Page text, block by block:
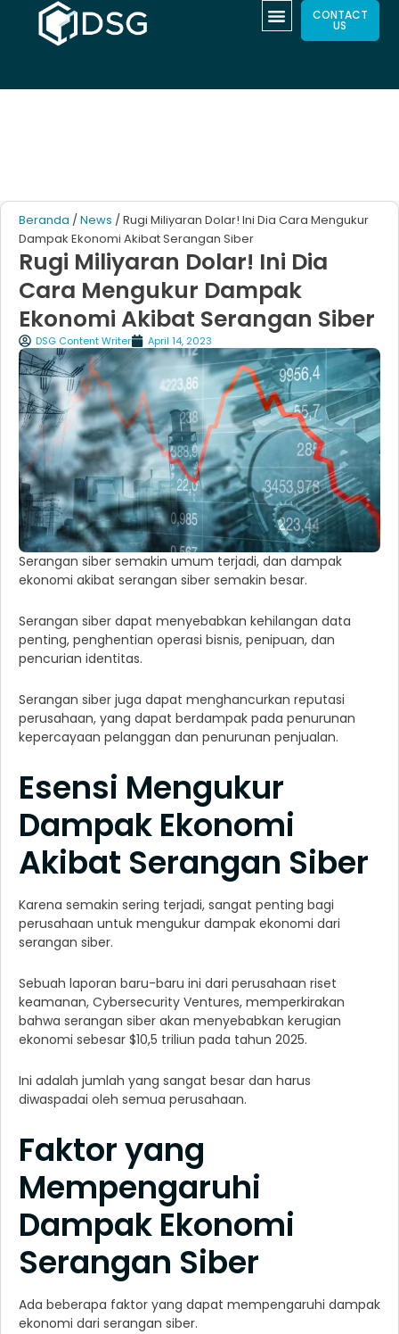
CONTACT
US
Beranda / News / Rugi Miliyaran Dolar! Ini Dia Cara Mengukur
Dampak Ekonomi Akibat Serangan Siber
Rugi Miliyaran Dolar! Ini Dia
Cara Mengukur Dampak
Ekonomi Akibat Serangan Siber
DSG Content Writer April 14, 2023
Serangan siber semakin umum terjadi, dan dampak
ekonomi akibat serangan siber semakin besar.
Serangan siber dapat menyebabkan kehilangan data
penting, penghentian operasi bisnis, penipuan, dan
pencurian identitas.
Serangan siber juga dapat menghancurkan reputasi
perusahaan, yang dapat berdampak pada penurunan
kepercayaan pelanggan dan penurunan penjualan.
Esensi Mengukur
Dampak Ekonomi
Akibat Serangan Siber
Karena semakin sering terjadi, sangat penting bagi
perusahaan untuk mengukur dampak ekonomi dari
serangan siber.
Sebuah laporan baru-baru ini dari perusahaan riset
keamanan, Cybersecurity Ventures, memperkirakan
bahwa serangan siber akan menyebabkan kerugian
ekonomi sebesar $10,5 triliun pada tahun 2025.
Ini adalah jumlah yang sangat besar dan harus
diwaspadai oleh semua perusahaan.
Faktor yang
Mempengaruhi
Dampak Ekonomi
Serangan Siber
Ada beberapa faktor yang dapat mempengaruhi dampak
ekonomi dari serangan siber.